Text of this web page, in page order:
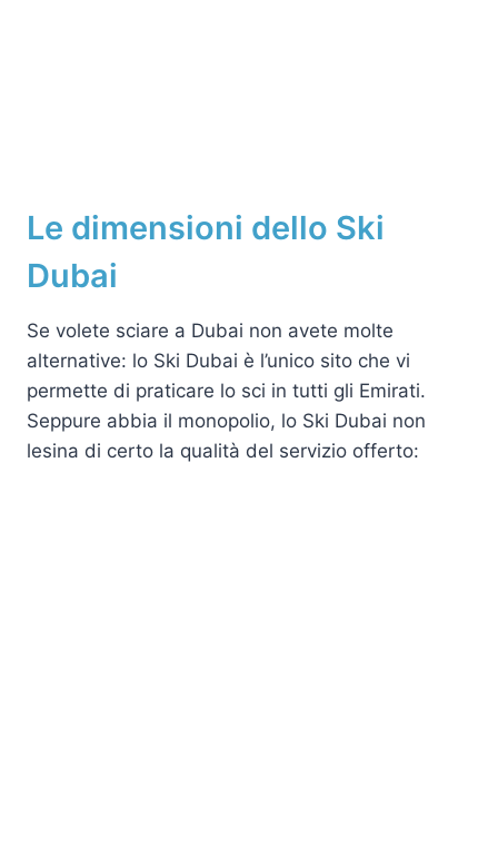
Le dimensioni dello Ski
Dubai
Se volete sciare a Dubai non avete molte
alternative: lo Ski Dubai è l’unico sito che vi
permette di praticare lo sci in tutti gli Emirati.
Seppure abbia il monopolio, lo Ski Dubai non
lesina di certo la qualità del servizio offerto: